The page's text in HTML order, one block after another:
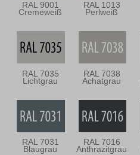
RAL 9001
Cremeweiß
RAL 1013
Perlweiß
RAL 7035
Lichtgrau
RAL 7038
Achatgrau
RAL 7031
Blaugrau
RAL 7016
Anthrazitgrau